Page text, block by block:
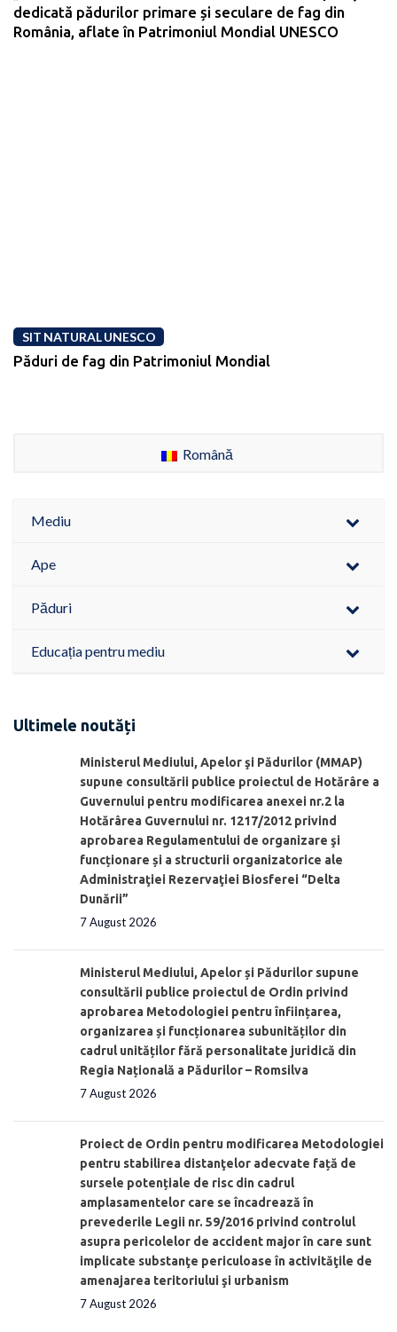
dedicată pădurilor primare și seculare de fag din
România, aflate în Patrimoniul Mondial UNESCO
SIT NATURAL UNESCO
Păduri de fag din Patrimoniul Mondial
Română
Mediu
Ape
Păduri
Educația pentru mediu
Ultimele noutăți
Ministerul Mediului, Apelor şi Pădurilor (MMAP)
supune consultării publice proiectul de Hotărâre a
Guvernului pentru modificarea anexei nr.2 la
Hotărârea Guvernului nr. 1217/2012 privind
aprobarea Regulamentului de organizare şi
funcționare și a structurii organizatorice ale
Administraţiei Rezervaţiei Biosferei “Delta
Dunării”
7 August 2026
Ministerul Mediului, Apelor și Pădurilor supune
consultării publice proiectul de Ordin privind
aprobarea Metodologiei pentru înființarea,
organizarea și funcționarea subunităților din
cadrul unităților fără personalitate juridică din
Regia Națională a Pădurilor – Romsilva
7 August 2026
Proiect de Ordin pentru modificarea Metodologiei
pentru stabilirea distanţelor adecvate față de
sursele potențiale de risc din cadrul
amplasamentelor care se încadrează în
prevederile Legii nr. 59/2016 privind controlul
asupra pericolelor de accident major în care sunt
implicate substanţe periculoase în activităţile de
amenajarea teritoriului şi urbanism
7 August 2026